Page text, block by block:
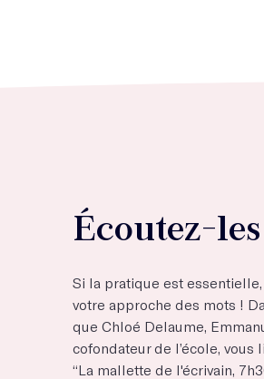
Écoutez-
Si la pratique est
votre approche des mots !
que Chloé Delaume,
cofondateur de l’école,
“La mallette de l'écrivain,